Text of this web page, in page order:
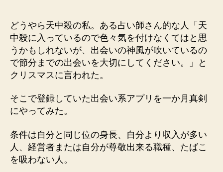
へ
の
どうやら天中殺の私。ある占い師さん的な人「天
中殺に入っているので色々気を付けなくてはと思
うかもしれないが、出会いの神風が吹いているの
で節分までの出会いを大切にしてください。」と
クリスマスに言われた。
そこで登録していた出会い系アプリを一か月真剣
にやってみた。
条件は自分と同じ位の身長、自分より収入が多い
人、経営者または自分が尊敬出来る職種、たばこ
を吸わない人。